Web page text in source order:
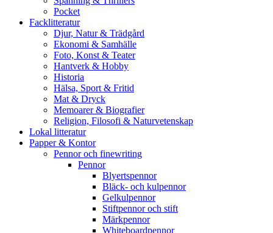
Pocket
Facklitteratur
Djur, Natur & Trädgård
Ekonomi & Samhälle
Foto, Konst & Teater
Hantverk & Hobby
Historia
Hälsa, Sport & Fritid
Mat & Dryck
Memoarer & Biografier
Religion, Filosofi & Naturvetenskap
Lokal litteratur
Papper & Kontor
Pennor och finewriting
Pennor
Blyertspennor
Bläck- och kulpennor
Gelkulpennor
Stiftpennor och stift
Märkpennor
Whiteboardpennor